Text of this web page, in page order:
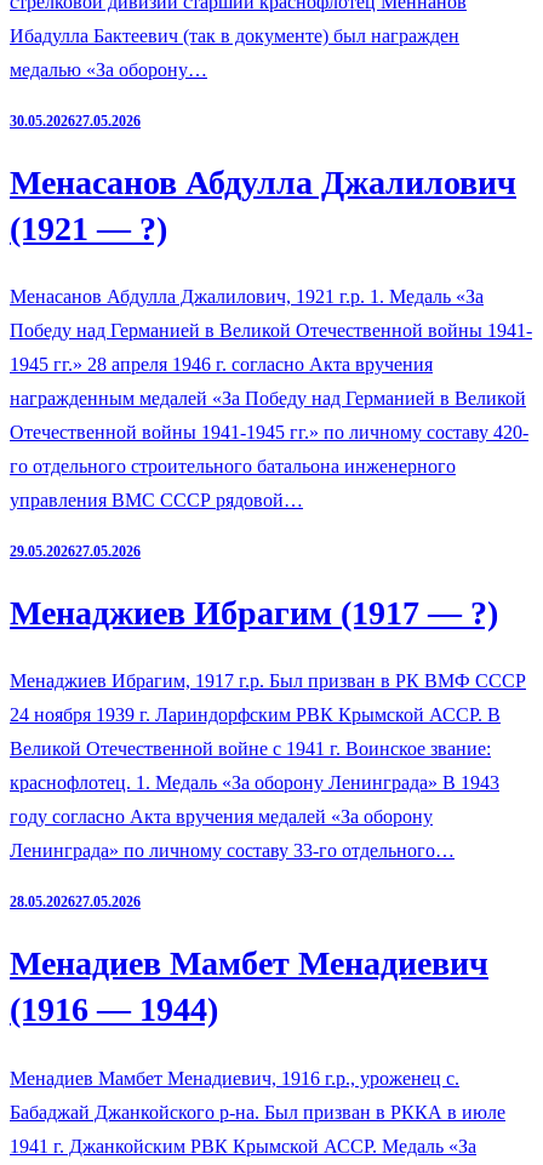
Ибадулла Бактеевич (так в документе) был награжден
медалью «За оборону…
30.05.202627.05.2026
Менасанов Абдулла Джалилович
(1921 — ?)
Менасанов Абдулла Джалилович, 1921 г.р. 1. Медаль «За
Победу над Германией в Великой Отечественной войны 1941-
1945 гг.» 28 апреля 1946 г. согласно Акта вручения
награжденным медалей «За Победу над Германией в Великой
Отечественной войны 1941-1945 гг.» по личному составу 420-
го отдельного строительного батальона инженерного
управления ВМС СССР рядовой…
29.05.202627.05.2026
Менаджиев Ибрагим (1917 — ?)
Менаджиев Ибрагим, 1917 г.р. Был призван в РК ВМФ СССР
24 ноября 1939 г. Лариндорфским РВК Крымской АССР. В
Великой Отечественной войне с 1941 г. Воинское звание:
краснофлотец. 1. Медаль «За оборону Ленинграда» В 1943
году согласно Акта вручения медалей «За оборону
Ленинграда» по личному составу 33-го отдельного…
28.05.202627.05.2026
Менадиев Мамбет Менадиевич
(1916 — 1944)
Менадиев Мамбет Менадиевич, 1916 г.р., уроженец с.
Бабаджай Джанкойского р-на. Был призван в РККА в июле
1941 г. Джанкойским РВК Крымской АССР. Медаль «За